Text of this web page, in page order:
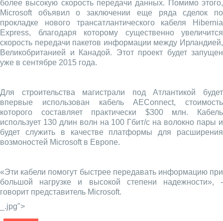
более высокую скорость передачи данных. Помимо этого,
Microsoft объявил о заключении еще ряда сделок по
прокладке нового трансатлантического кабеля Hibernia
Express, благодаря которому существенно увеличится
скорость передачи пакетов информации между Ирландией,
Великобританией и Канадой. Этот проект будет запущен
уже в сентябре 2015 года.
Для строительства магистрали под Атлантикой будет
впервые использован кабель AEConnect, стоимость
которого составляет практически $300 млн. Кабель
использует 130 длин волн на 100 Гбит/с на волокно пары и
будет служить в качестве платформы для расширения
возмоностей Microsoft в Европе.
«Эти кабели помогут быстрее передавать информацию при
большой нагрузке и высокой степени надежности», -
говорит представитель Microsoft.
_.jpg">